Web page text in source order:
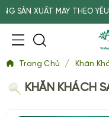
MAY THEO YÊU CẦU
Trang Chủ / Khăn
KHĂN KHÁCH